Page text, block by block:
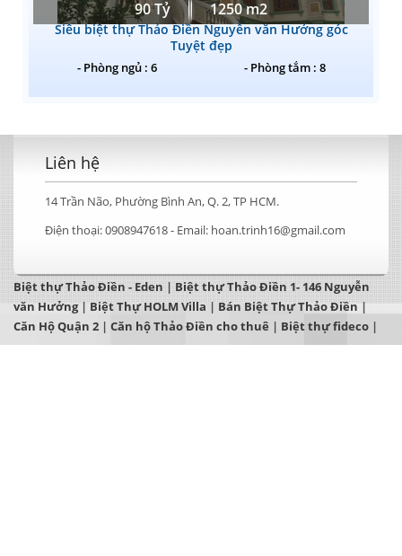
90 Tỷ 1250 m2
Siêu biệt thự Thảo Điền Nguyễn văn Hưởng góc
Tuyệt đẹp
- Phòng ngủ : 6 - Phòng tắm : 8
Liên hệ
14 Trần Não, Phường Bình An, Q. 2, TP HCM.
Điện thoại:0908947618 - Email: hoan.trinh16@gmail.com
Biệt thự Thảo Điền - Eden | Biệt thự Thảo Điền 1- 146 Nguyễn
văn Hưởng|Biệt Thự HOLM Villa | Bán Biệt Thự Thảo Điền|
Căn Hộ Quận 2 | Căn hộ Thảo Điền cho thuê | Biệt thự fideco |